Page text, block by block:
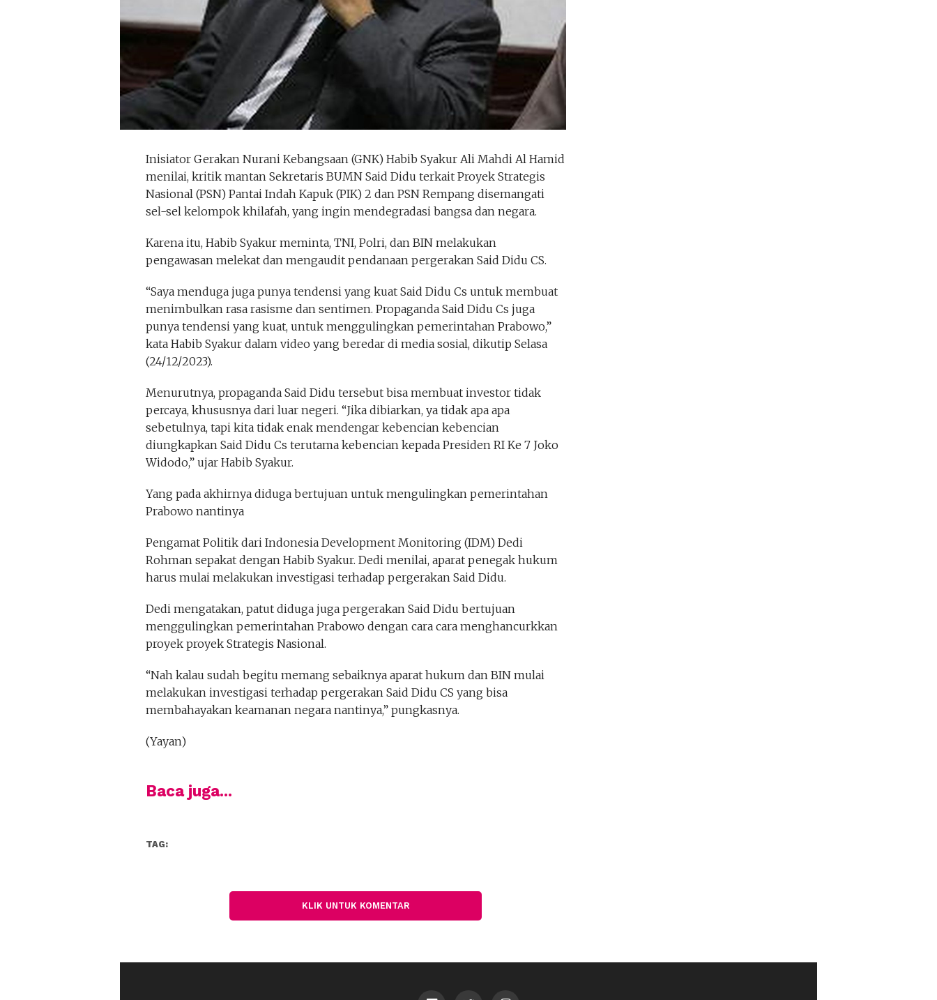
Inisiator Gerakan Nurani Kebangsaan (GNK) Habib Syakur Ali Mahdi Al Hamid
menilai, kritik mantan Sekretaris BUMN Said Didu terkait Proyek Strategis
Nasional (PSN) Pantai Indah Kapuk (PIK) 2 dan PSN Rempang disemangati
sel-sel kelompok khilafah, yang ingin mendegradasi bangsa dan negara.
Karena itu, Habib Syakur meminta, TNI, Polri, dan BIN melakukan
pengawasan melekat dan mengaudit pendanaan pergerakan Said Didu CS.
“Saya menduga juga punya tendensi yang kuat Said Didu Cs untuk membuat
menimbulkan rasa rasisme dan sentimen. Propaganda Said Didu Cs juga
punya tendensi yang kuat, untuk menggulingkan pemerintahan Prabowo,”
kata Habib Syakur dalam video yang beredar di media sosial, dikutip Selasa
(24/12/2023).
Menurutnya, propaganda Said Didu tersebut bisa membuat investor tidak
percaya, khususnya dari luar negeri. “Jika dibiarkan, ya tidak apa apa
sebetulnya, tapi kita tidak enak mendengar kebencian kebencian
diungkapkan Said Didu Cs terutama kebencian kepada Presiden RI Ke 7 Joko
Widodo,” ujar Habib Syakur.
Yang pada akhirnya diduga bertujuan untuk mengulingkan pemerintahan
Prabowo nantinya
Pengamat Politik dari Indonesia Development Monitoring (IDM) Dedi
Rohman sepakat dengan Habib Syakur. Dedi menilai, aparat penegak hukum
harus mulai melakukan investigasi terhadap pergerakan Said Didu.
Dedi mengatakan, patut diduga juga pergerakan Said Didu bertujuan
menggulingkan pemerintahan Prabowo dengan cara cara menghancurkkan
proyek proyek Strategis Nasional.
“Nah kalau sudah begitu memang sebaiknya aparat hukum dan BIN mulai
melakukan investigasi terhadap pergerakan Said Didu CS yang bisa
membahayakan keamanan negara nantinya,” pungkasnya.
(Yayan)
Baca juga...
TAG:
KLIK UNTUK KOMENTAR